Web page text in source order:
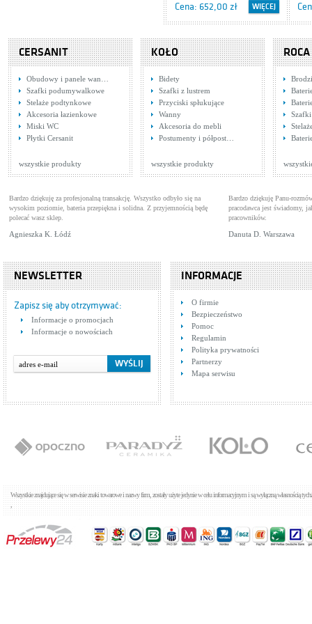
Cena: 652,00 zł WIĘCEJ
Tres Retro 1.29.105.61
Cena: 945,00 zł WIĘCEJ
31730000
Baterie umywalkowe
Cena: 269,00 zł
Tres Clasic 1.37.106
CERSANIT
Obudowy i panele wan…
Szafki podumywalkowe
Stelaże podtynkowe
Akcesoria łazienkowe
Miski WC
Płytki Cersanit
wszystkie produkty
KOŁO
Bidety
Szafki z lustrem
Przyciski spłukujące
Wanny
Akcesoria do mebli
Postumenty i półpost…
wszystkie produkty
ROCA
Bardzo dziękuję za profesjonalną transakcję. Wszystko odbyło się na
wysokim poziomie, bateria przepiękna i solidna. Z przyjemnością będę
polecać wasz sklep.
Agnieszka K. Łódź
Bardzo dziękuję Panu-
pracodawca jest świadomy,
pracowników.
Danuta D. Warszawa
NEWSLETTER
Zapisz się aby otrzymywać:
Informacje o promocjach
Informacje o nowościach
INFORMACJE
O firmie
Bezpieczeństwo
Pomoc
Regulamin
Polityka prywatności
Partnerzy
Mapa serwisu
Wszystkie znajdujące się w serwisie znaki towarowe i nazwy firm, zostały użyte jedynie w celu informacyjnym i są wyłączną własnością